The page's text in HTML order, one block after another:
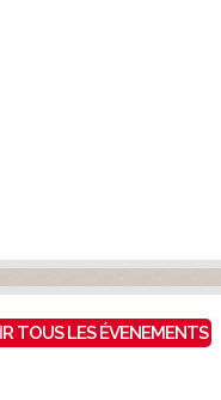
TOUS LES ÉVENEMENTS